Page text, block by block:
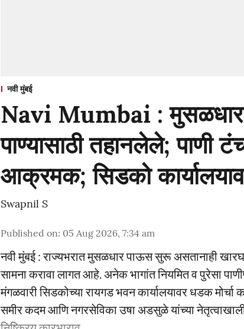
नवी मुंबई
Navi Mumbai : मुसळधार
पाण्यासाठी तहानलेले; पाणी
आक्रमक; सिडको
Swapnil S
Published on: 05 Aug 2026, 7:34 am
नवी मुंबई : राज्यभरात मुसळधार पाऊस सुरू असतानाही
सामना करावा लागत आहे. अनेक भागांत नियमित व पुरेसा
मंगळवारी सिडकोच्या रायगड भवन कार्यालयावर धडक
समीर कदम आणि नगरसेविका उषा अडसुळे यांच्या